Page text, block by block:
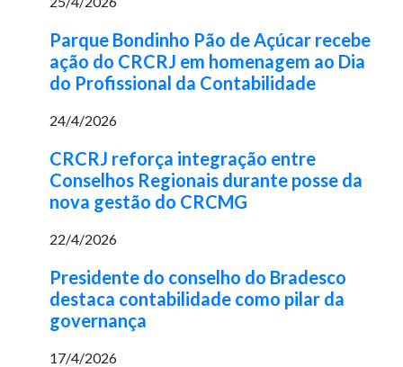
Parque Bondinho Pão de Açúcar recebe
ação do CRCRJ em homenagem ao Dia
do Profissional da Contabilidade
24/4/2026
CRCRJ reforça integração entre
Conselhos Regionais durante posse da
nova gestão do CRCMG
22/4/2026
Presidente do conselho do Bradesco
destaca contabilidade como pilar da
governança
17/4/2026